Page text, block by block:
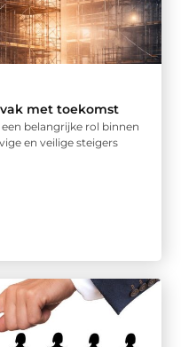
met toekomst
belangrijke rol binnen
en veilige steigers